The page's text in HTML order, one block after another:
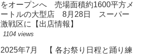
をオープンへ 売場面積約1600平方メ
ートルの大型店 8月28日 スーパー
激戦区に【出店情報】
1104 views
2025年7月 【 各お祭り日程と踊り練